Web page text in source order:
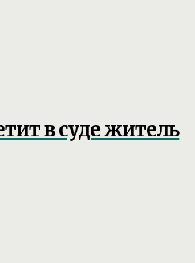
в суде житель